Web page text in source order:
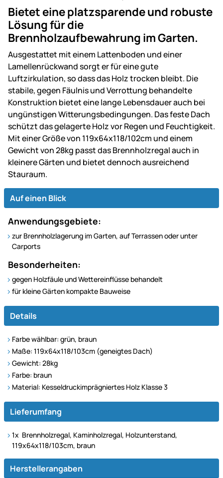
Bietet eine platzsparende und robuste
Lösung für die
Brennholzaufbewahrung im Garten.
Ausgestattet mit einem Lattenboden und einer
Lamellenrückwand sorgt er für eine gute
Luftzirkulation, so dass das Holz trocken bleibt. Die
stabile, gegen Fäulnis und Verrottung behandelte
Konstruktion bietet eine lange Lebensdauer auch bei
ungünstigen Witterungsbedingungen. Das feste Dach
schützt das gelagerte Holz vor Regen und Feuchtigkeit.
Mit einer Größe von 119x64x118/102cm und einem
Gewicht von 28kg passt das Brennholzregal auch in
kleinere Gärten und bietet dennoch ausreichend
Stauraum.
Auf einen Blick
Anwendungsgebiete:
zur Brennholzlagerung im Garten, auf Terrassen oder unter
Carports
Besonderheiten:
gegen Holzfäule und Wettereinflüsse behandelt
für kleine Gärten kompakte Bauweise
Details
Farbe wählbar: grün, braun
Maße: 119x64x118/103cm (geneigtes Dach)
Gewicht: 28kg
Farbe: braun
Material: Kesseldruckimprägniertes Holz Klasse 3
Lieferumfang
1x Brennholzregal, Kaminholzregal, Holzunterstand,
119x64x118/103cm, braun
Herstellerangaben